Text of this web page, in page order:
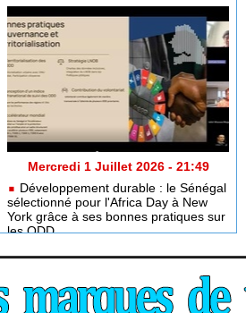
Mercredi 1 Juillet 2026 - 21:49
Développement durable : le Sénégal
sélectionné pour l'Africa Day à New
York grâce à ses bonnes pratiques sur
les ODD